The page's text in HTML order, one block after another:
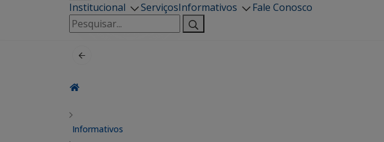
Institucional ServiçosInformativos
Fale Conosco
Pesquisar
por:
Informativos